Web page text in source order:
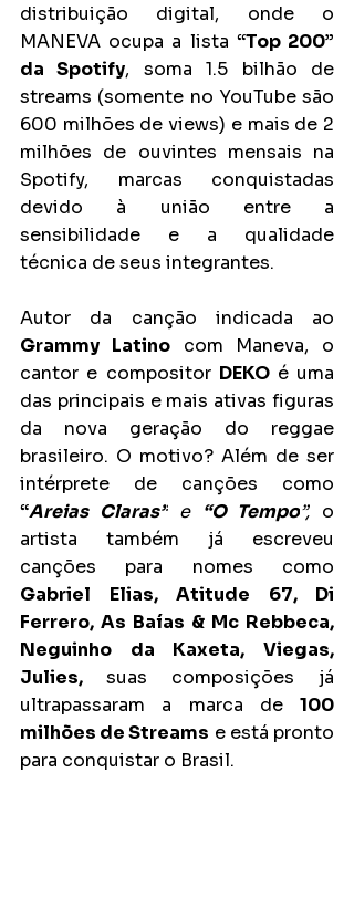
distribuição digital, onde o
MANEVA ocupa a lista “Top 200”
da Spotify, soma 1.5 bilhão de
streams (somente no YouTube são
600 milhões de views) e mais de 2
milhões de ouvintes mensais na
Spotify, marcas conquistadas
devido à união entre a
sensibilidade e a qualidade
técnica de seus integrantes.
Grammy Latino com Maneva, o
cantor e compositor DEKO é uma
das principais e mais ativas figuras
da nova geração do reggae
brasileiro. O motivo? Além de ser
“Areias Claras” e “O Tempo”, o
artista também já escreveu
Gabriel Elias, Atitude 67, Di
Ferrero, As Baías & Mc Rebbeca,
Neguinho da Kaxeta, Viegas,
Julies, suas composições já
ultrapassaram a marca de 100
milhões de Streams e está pronto
para conquistar o Brasil.